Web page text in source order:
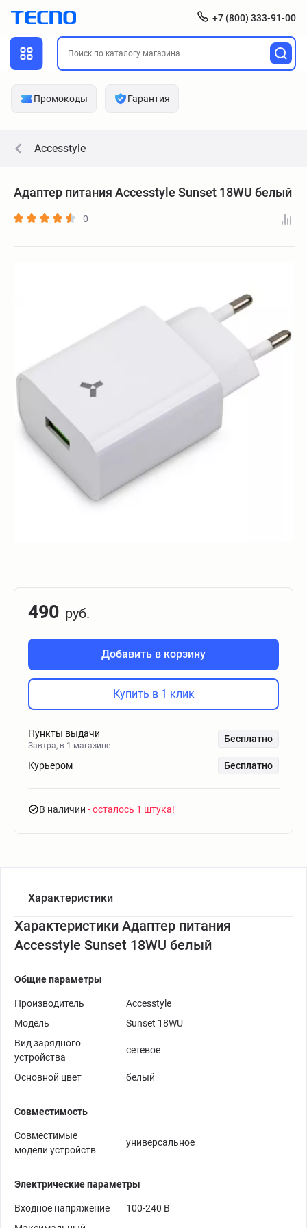
+7 (800) 333-91-00
Промокоды Гарантия
Accesstyle
Адаптер питания Accesstyle Sunset 18WU белый
0
490 руб.
Добавить в корзину
Купить в 1 клик
Пункты выдачи
Завтра, в 1 магазине
Бесплатно
Курьером Бесплатно
В наличии - осталось 1 штука
Характеристики
Характеристики Адаптер питания
Accesstyle Sunset 18WU белый
Общие параметры
Производитель
Accesstyle
Модель
Sunset 18WU
Вид зарядного
устройства
сетевое
Основной цвет белый
Совместимость
Совместимые
модели устройств
универсальное
Электрические параметры
Входное напряжение
100-240 В